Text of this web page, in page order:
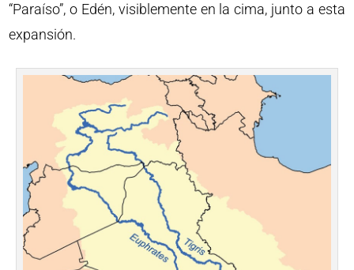
“Paraíso”, o Edén, visiblemente en la cima, junto a esta
expansión.